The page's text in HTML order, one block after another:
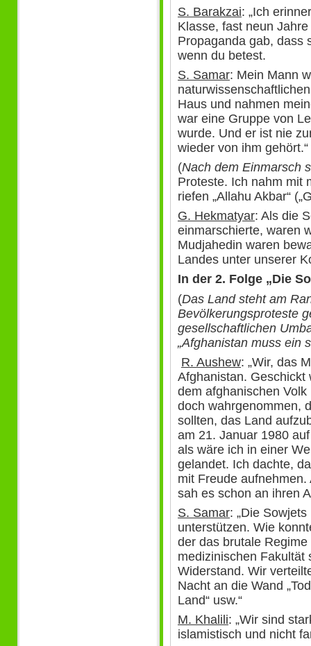
S. Barakzai: „Ich
Klasse, fast neun
Propaganda gab, dass
wenn du betest.
S. Samar: Mein Mann
Haus und nahmen
war eine Gruppe von
wurde. Und er ist nie
wieder von ihm gehört.“
(Nach dem Einmarsch
Proteste. Ich nahm mit
riefen „Allahu Akbar“
G. Hekmatyar: Als die
einmarschierte, waren
Mudjahedin waren
Landes unter unserer
In der 2. Folge „Die
(Das Land steht am
Bevölkerungsproteste
gesellschaftlichen
„Afghanistan muss ein
R. Aushew: „Wir, das
Afghanistan. Geschickt
dem afghanischen
doch wahrgenommen,
sollten, das Land
am 21. Januar 1980
als wäre ich in einer
gelandet. Ich dachte,
mit Freude
sah es schon an ihren
S. Samar: „Die
unterstützen. Wie
der das brutale
medizinischen Fakultät
Widerstand. Wir
Nacht an die Wand
Land“ usw.“
M. Khalili: „Wir sind
islamistisch und nicht